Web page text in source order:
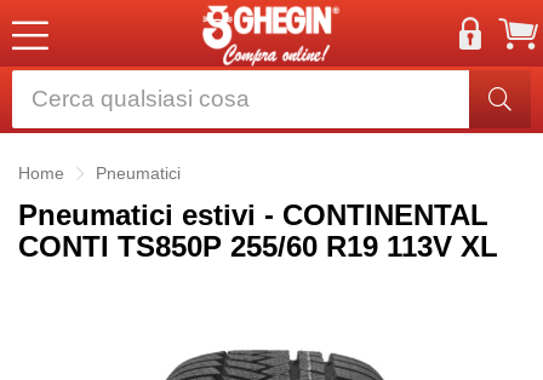
Home Pneumatici
Pneumatici estivi - CONTINENTAL
CONTI TS850P 255/60 R19 113V XL